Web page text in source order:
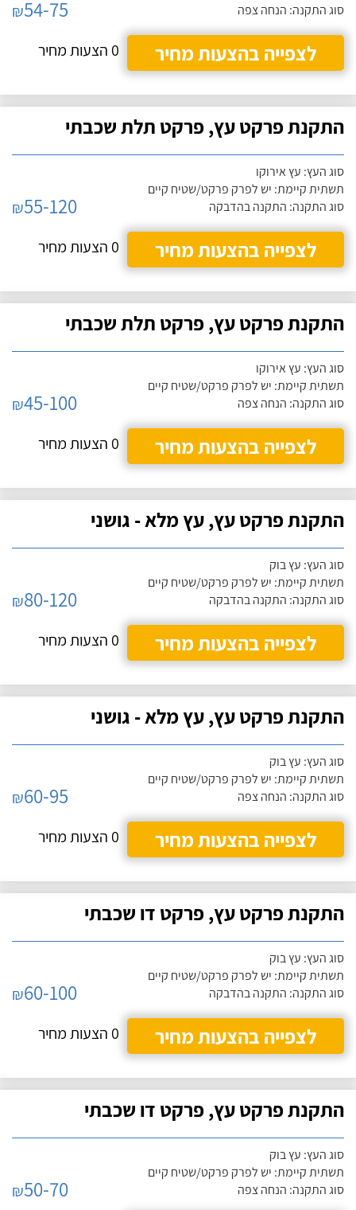
סוג התקנה: הנחה צפה
₪54-75
לצפייה בהצעות מחיר
0 הצעות מחיר
התקנת פרקט עץ, פרקט תלת שכבתי
סוג העץ: עץ אירוקו
תשתית קיימת: יש לפרק פרקט/שטיח קיים
סוג התקנה: התקנה בהדבקה
₪55-120
לצפייה בהצעות מחיר
0 הצעות מחיר
התקנת פרקט עץ, פרקט תלת שכבתי
סוג העץ: עץ אירוקו
תשתית קיימת: יש לפרק פרקט/שטיח קיים
סוג התקנה: הנחה צפה
₪45-100
לצפייה בהצעות מחיר
0 הצעות מחיר
התקנת פרקט עץ, עץ מלא - גושני
סוג העץ: עץ בוק
תשתית קיימת: יש לפרק פרקט/שטיח קיים
סוג התקנה: התקנה בהדבקה
₪80-120
לצפייה בהצעות מחיר
0 הצעות מחיר
התקנת פרקט עץ, עץ מלא - גושני
סוג העץ: עץ בוק
תשתית קיימת: יש לפרק פרקט/שטיח קיים
סוג התקנה: הנחה צפה
₪60-95
לצפייה בהצעות מחיר
0 הצעות מחיר
התקנת פרקט עץ, פרקט דו שכבתי
סוג העץ: עץ בוק
תשתית קיימת: יש לפרק פרקט/שטיח קיים
סוג התקנה: התקנה בהדבקה
₪60-100
לצפייה בהצעות מחיר
0 הצעות מחיר
התקנת פרקט עץ, פרקט דו שכבתי
סוג העץ: עץ בוק
תשתית קיימת: יש לפרק פרקט/שטיח קיים
סוג התקנה: הנחה צפה
₪50-70